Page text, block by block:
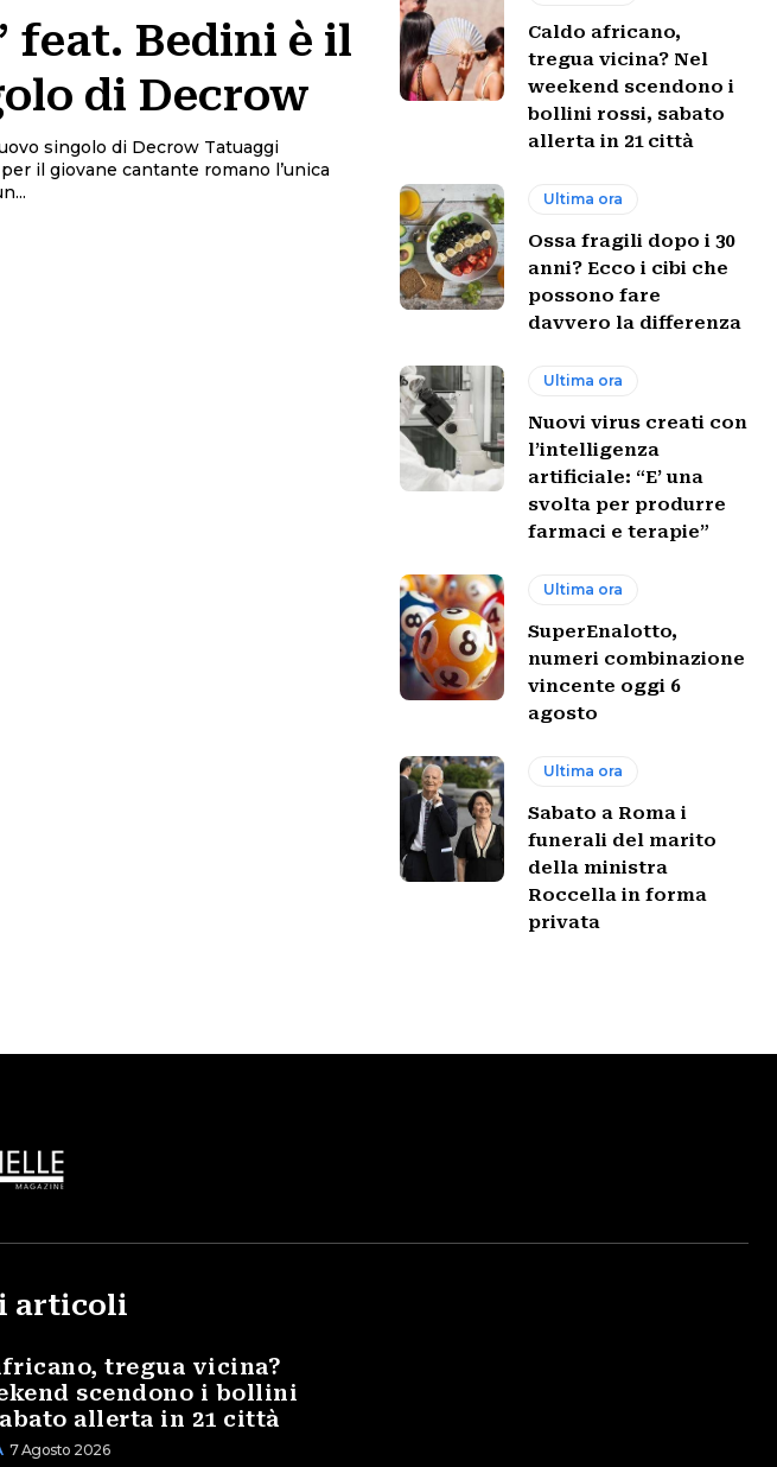
feat. Bedini è il
di Decrow
di Decrow Tatuaggi
il giovane cantante romano l’unica
Caldo africano,
tregua vicina? Nel
weekend scendono i
bollini rossi, sabato
allerta in 21 città
Ultima ora
Ossa fragili dopo i 30
anni? Ecco i cibi che
possono fare
davvero la differenza
Ultima ora
Nuovi virus creati con
l’intelligenza
artificiale: “E’ una
svolta per produrre
farmaci e terapie”
Ultima ora
SuperEnalotto,
numeri combinazione
vincente oggi 6
agosto
Ultima ora
Sabato a Roma i
funerali del marito
della ministra
Roccella in forma
privata
articoli
tregua vicina?
scendono i bollini
allerta in 21 città
7 Agosto 2026